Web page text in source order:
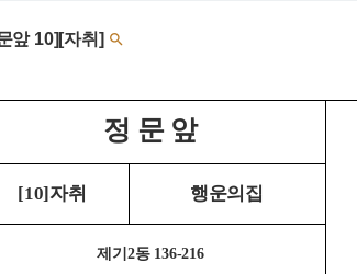
앞 10][자취] 
정 문 앞
[10]자취 행운의집
제기2동 136-216